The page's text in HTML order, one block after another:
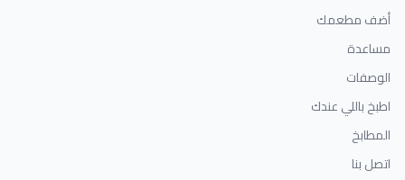
أضف مطعمك
مساعدة
الوصفات
اطبخ باللي عندك
المطابخ
اتصل بنا